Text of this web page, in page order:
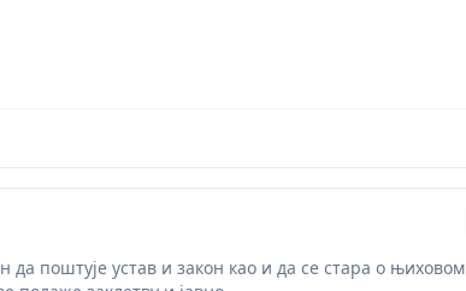
устав и закон као и да се стара о њиховом